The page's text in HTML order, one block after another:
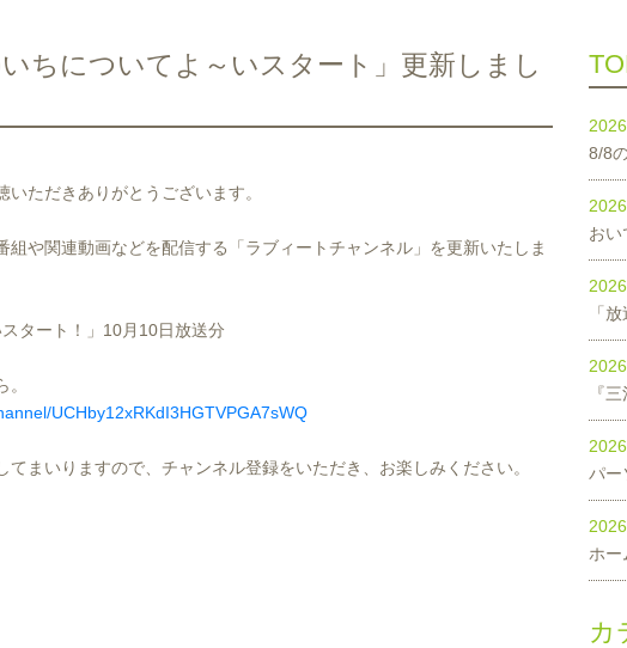
ちについてよ～いスタート」更新しまし
ただきありがとうございます。
組や関連動画などを配信する「ラブィートチャンネル」を更新いたしま
タート！」10月10日放送分
UCHby12xRKdI3HGTVPGA7sWQ
まいりますので、チャンネル登録をいただき、お楽しみください。
8/8
お
「
パー
ホー
カ